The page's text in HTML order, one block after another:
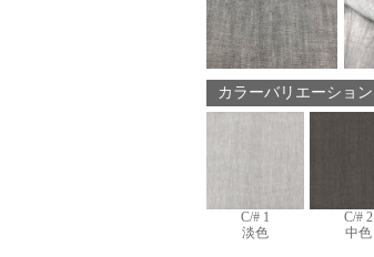
カラーバリエーション
C/# 1
淡色
C/# 2
中色